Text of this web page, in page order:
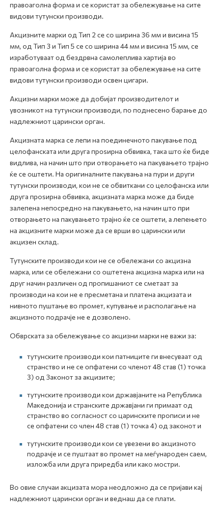
правоаголна форма и се користат за обележување на сите
видови тутунски производи.
Акцизните марки од Тип 2 се со ширина 36 мм и висина 15
мм, од Тип 3 и Тип 5 се со ширина 44 мм и висина 15 мм, се
изработуваат од бездрвна самолеплива хартија во
правоаголна форма и се користат за обележување на сите
видови тутунски производи освен цигари.
Акцизни марки може да добијат производителот и
увозникот на тутунски производи, по поднесено барање до
надлежниот царински орган.
Акцизната марка се лепи на поединечното пакување под
целофанската или друга проѕирна обвивка, така што ќе биде
видлива, на начин што при отворањето на пакувањето трајно
ќе се оштети. На оригиналните пакувања на пури и други
тутунски производи, кои не се обвиткани со целофанска или
друга проѕирна обвивка, акцизната марка може да биде
залепена непосредно на пакувањето, на начин што при
отворањето на пакувањето трајно ќе се оштети, а лепењето
на акцизните марки може да се врши во царински или
акцизен склад.
Тутунските производи кои не се обележани со акцизна
марка, или се обележани со оштетена акцизна марка или на
друг начин различен од пропишаниот се сметаат за
производи на кои не е пресметана и платена акцизата и
нивното пуштање во промет, купување и располагање на
акцизното подрачје не е дозволено.
Обврската за обележување со акцизни марки не важи за:
тутунските производи кои патниците ги внесуваат од
странство и не се опфатени со членот 48 став (1) точка
3) од Законот за акцизите;
тутунските производи кои државјаните на Република
Македонија и странските државјани ги примаат од
странство во согласност со царинските прописи и не
се опфатени со член 48 став (1) точка 4) од законот и
тутунските производи кои се увезени во акцизното
подрачје и се пуштаат во промет на меѓународен саем,
изложба или друга приредба или како мостри.
Во овие случаи акцизата мора неодложно да се пријави кај
надлежниот царински орган и веднаш да се плати.